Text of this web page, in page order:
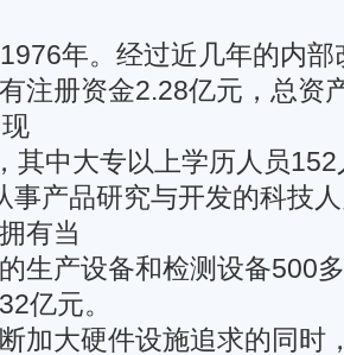
年。经过近几年的内部
注册资金2.28亿元，总资
其中大专以上学历人员
事产品研究与开发的科技
有当
生产设备和检测设备500
亿元。
大硬件设施追求的同时